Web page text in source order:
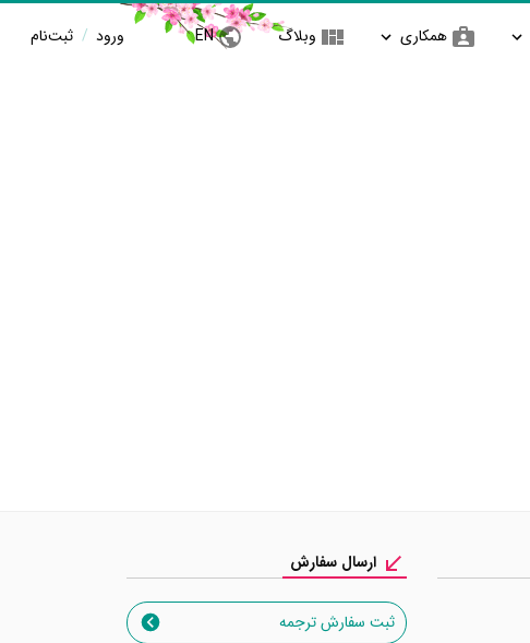
همکاری وبلاگ EN ورود / ثبت‌نام
ارسال سفارش
ثبت سفارش ترجمه